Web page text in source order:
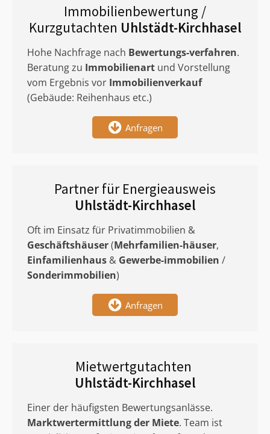
Immobilienbewertung /
Kurzgutachten Uhlstädt-Kirchhasel
Hohe Nachfrage nach Bewertungs-verfahren.
Beratung zu Immobilienart und Vorstellung
vom Ergebnis vor Immobilienverkauf
(Gebäude: Reihenhaus etc.)
Anfragen
Partner für Energieausweis
Uhlstädt-Kirchhasel
Oft im Einsatz für Privatimmobilien &
Geschäftshäuser(Mehrfamilien-häuser,
Einfamilienhaus & Gewerbe-immobilien /
Sonderimmobilien)
Anfragen
Mietwertgutachten
Uhlstädt-Kirchhasel
Einer der häufigsten Bewertungsanlässe.
Marktwertermittlungder Miete. Team ist